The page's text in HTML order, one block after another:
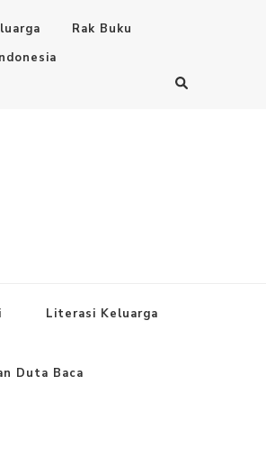
Rak Buku
Literasi Keluarga
Duta Baca